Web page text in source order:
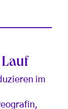
im